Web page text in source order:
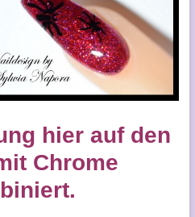
hier auf den
Chrome